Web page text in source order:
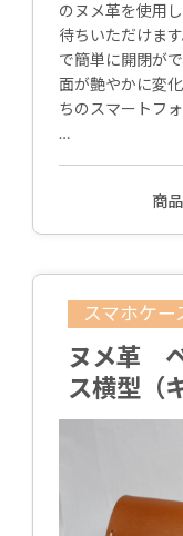
のヌメ革を使用
待ちいただけま
で簡単に開閉が
面が艶やかに変
ちのスマートフ
…
商
スマホケー
ヌメ革
ス横型（